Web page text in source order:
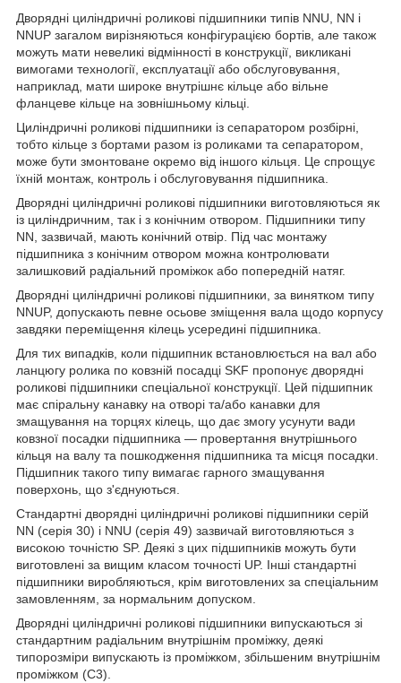
Дворядні циліндричні роликові підшипники типів NNU, NN і
NNUP загалом вирізняються конфігурацією бортів, але також
можуть мати невеликі відмінності в конструкції, викликані
вимогами технології, експлуатації або обслуговування,
наприклад, мати широке внутрішнє кільце або вільне
фланцеве кільце на зовнішньому кільці.
Циліндричні роликові підшипники із сепаратором розбірні,
тобто кільце з бортами разом із роликами та сепаратором,
може бути змонтоване окремо від іншого кільця. Це спрощує
їхній монтаж, контроль і обслуговування підшипника.
Дворядні циліндричні роликові підшипники виготовляються як
із циліндричним, так і з конічним отвором. Підшипники типу
NN, зазвичай, мають конічний отвір. Під час монтажу
підшипника з конічним отвором можна контролювати
залишковий радіальний проміжок або попередній натяг.
Дворядні циліндричні роликові підшипники, за винятком типу
NNUP, допускають певне осьове зміщення вала щодо корпусу
завдяки переміщення кілець усередині підшипника.
Для тих випадків, коли підшипник встановлюється на вал або
ланцюгу ролика по ковзній посадці SKF пропонує дворядні
роликові підшипники спеціальної конструкції. Цей підшипник
має спіральну канавку на отворі та/або канавки для
змащування на торцях кілець, що дає змогу усунути вади
ковзної посадки підшипника — провертання внутрішнього
кільця на валу та пошкодження підшипника та місця посадки.
Підшипник такого типу вимагає гарного змащування
поверхонь, що з'єднуються.
Стандартні дворядні циліндричні роликові підшипники серій
NN (серія 30) і NNU (серія 49) зазвичай виготовляються з
високою точністю SP. Деякі з цих підшипників можуть бути
виготовлені за вищим класом точності UP. Інші стандартні
підшипники виробляються, крім виготовлених за спеціальним
замовленням, за нормальним допуском.
Дворядні циліндричні роликові підшипники випускаються зі
стандартним радіальним внутрішнім проміжку, деякі
типорозміри випускають із проміжком, збільшеним внутрішнім
проміжком (С3).